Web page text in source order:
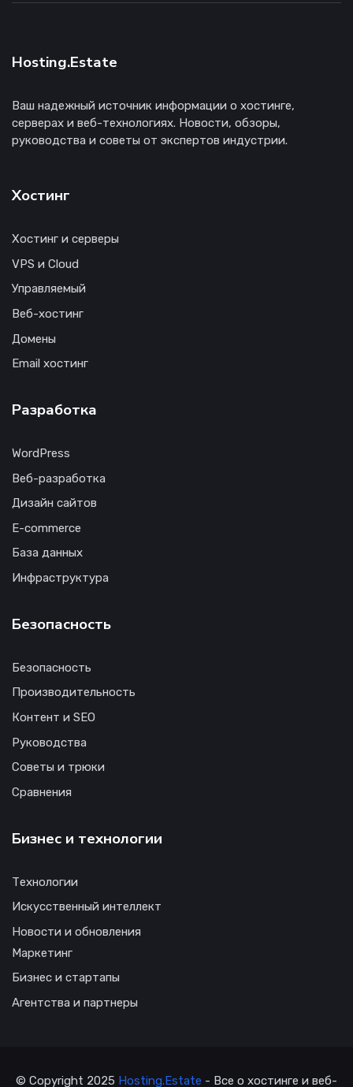
Hosting.Estate
Ваш надежный источник информации о хостинге,
серверах и веб-технологиях. Новости, обзоры,
руководства и советы от экспертов индустрии.
Хостинг
Хостинг и серверы
VPS и Cloud
Управляемый
Веб-хостинг
Домены
Email хостинг
Разработка
WordPress
Веб-разработка
Дизайн сайтов
E-commerce
База данных
Инфраструктура
Безопасность
Безопасность
Производительность
Контент и SEO
Руководства
Советы и трюки
Сравнения
Бизнес и технологии
Технологии
Искусственный интеллект
Новости и обновления
Маркетинг
Бизнес и стартапы
Агентства и партнеры
© Copyright 2025 Hosting.Estate - Все о хостинге и веб-